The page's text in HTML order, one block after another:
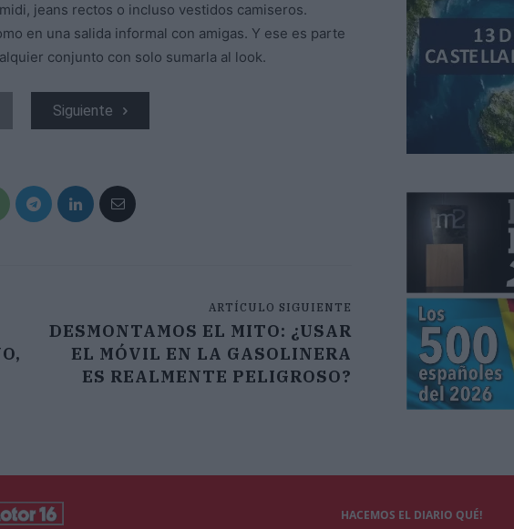
jeans rectos o incluso vestidos camiseros.
en una salida informal con amigas. Y ese es parte
conjunto con solo sumarla al look.
Siguiente
ARTÍCULO SIGUIENTE
DESMONTAMOS EL MITO: ¿USAR
EL MÓVIL EN LA GASOLINERA
ES REALMENTE PELIGROSO?
HACEMOS EL DIARIO QUÉ!